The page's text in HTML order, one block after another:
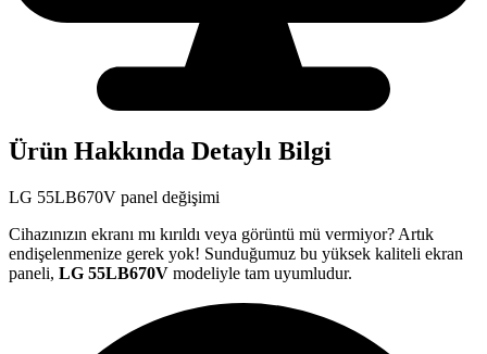
Ürün Hakkında Detaylı Bilgi
LG 55LB670V panel değişimi
Cihazınızın ekranı mı kırıldı veya görüntü mü vermiyor? Artık
endişelenmenize gerek yok! Sunduğumuz bu yüksek kaliteli ekran
paneli, LG 55LB670V modeliyle tam uyumludur.